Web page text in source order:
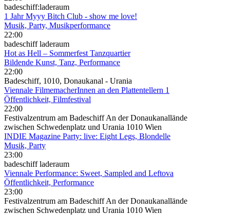
badeschiff:laderaum
1 Jahr Myyy Bitch Club - show me love!
Musik, Party, Musikperformance
22:00
badeschiff laderaum
Hot as Hell – Sommerfest Tanzquartier
Bildende Kunst, Tanz, Performance
22:00
Badeschiff, 1010, Donaukanal - Urania
Viennale FilmemacherInnen an den Plattentellern 1
Öffentlichkeit, Filmfestival
22:00
Festivalzentrum am Badeschiff An der Donaukanallände
zwischen Schwedenplatz und Urania 1010 Wien
INDIE Magazine Party: live: Eight Legs, Blondelle
Musik, Party
23:00
badeschiff laderaum
Viennale Performance: Sweet, Sampled and Leftova
Öffentlichkeit, Performance
23:00
Festivalzentrum am Badeschiff An der Donaukanallände
zwischen Schwedenplatz und Urania 1010 Wien